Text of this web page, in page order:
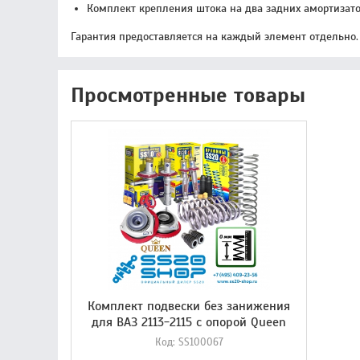
Комплект крепления штока на два задних
Гарантия предоставляется на каждый элемент отдельно.
Просмотренные товары
Комплект подвески без занижения
для ВАЗ 2113-2115 с опорой Queen
Код: SS100067